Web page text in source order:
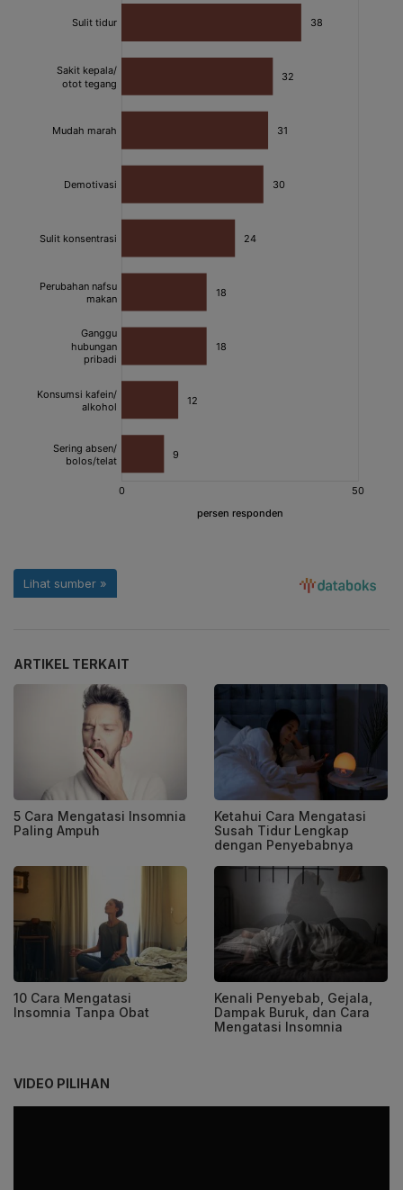
ARTIKEL TERKAIT
5 Cara Mengatasi Insomnia
Paling Ampuh
Ketahui Cara Mengatasi
Susah Tidur Lengkap
dengan Penyebabnya
10 Cara Mengatasi
Insomnia Tanpa Obat
Kenali Penyebab, Gejala,
Dampak Buruk, dan Cara
Mengatasi Insomnia
VIDEO PILIHAN